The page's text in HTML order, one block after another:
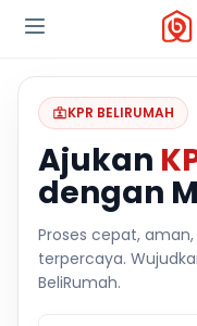
KPR BELIRUMAH
Ajukan
dengan
Proses cepat,
terpercaya.
BeliRumah.